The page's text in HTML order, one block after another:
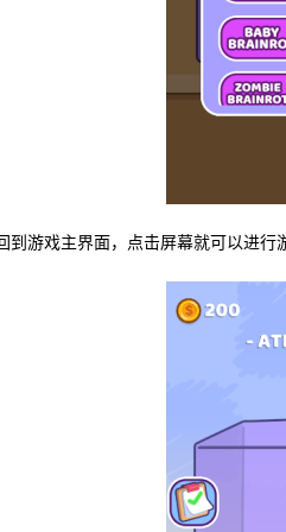
到游戏主界面，点击屏幕就可以进行